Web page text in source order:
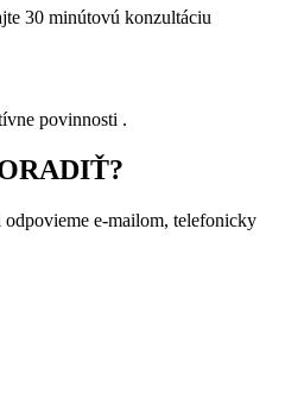
30 minútovú konzultáciu
povinnosti .
e-mailom, telefonicky